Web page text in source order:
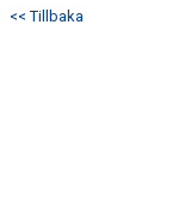
<< Tillbaka